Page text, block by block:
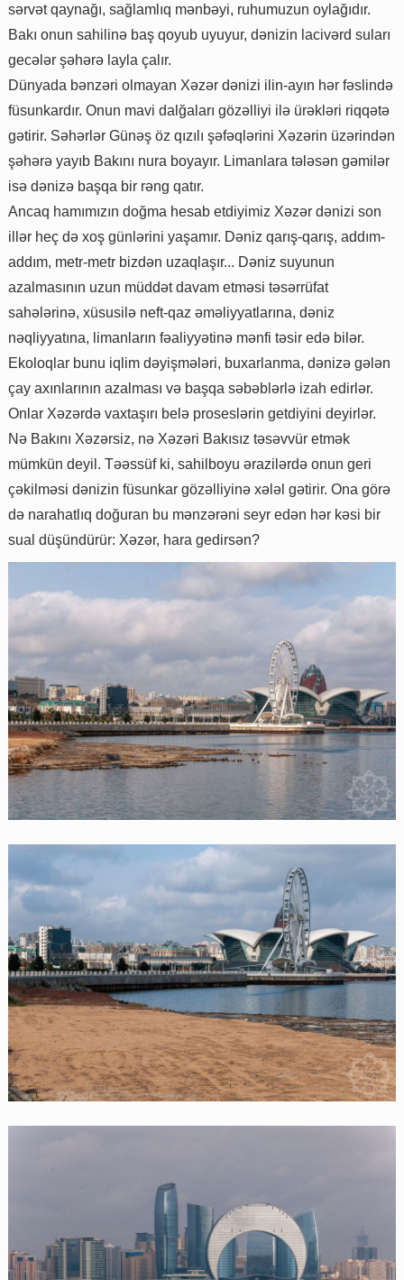
sərvət qaynağı, sağlamlıq mənbəyi, ruhumuzun oylağıdır.
Bakı onun sahilinə baş qoyub uyuyur, dənizin lacivərd suları
gecələr şəhərə layla çalır.
Dünyada bənzəri olmayan Xəzər dənizi ilin-ayın hər fəslində
füsunkardır. Onun mavi dalğaları gözəlliyi ilə ürəkləri riqqətə
gətirir. Səhərlər Günəş öz qızılı şəfəqlərini Xəzərin üzərindən
şəhərə yayıb Bakını nura boyayır. Limanlara tələsən gəmilər
isə dənizə başqa bir rəng qatır.
Ancaq hamımızın doğma hesab etdiyimiz Xəzər dənizi son
illər heç də xoş günlərini yaşamır. Dəniz qarış-qarış, addım-
addım, metr-metr bizdən uzaqlaşır... Dəniz suyunun
azalmasının uzun müddət davam etməsi təsərrüfat
sahələrinə, xüsusilə neft-qaz əməliyyatlarına, dəniz
nəqliyyatına, limanların fəaliyyətinə mənfi təsir edə bilər.
Ekoloqlar bunu iqlim dəyişmələri, buxarlanma, dənizə gələn
çay axınlarının azalması və başqa səbəblərlə izah edirlər.
Onlar Xəzərdə vaxtaşırı belə proseslərin getdiyini deyirlər.
Nə Bakını Xəzərsiz, nə Xəzəri Bakısız təsəvvür etmək
mümkün deyil. Təəssüf ki, sahilboyu ərazilərdə onun geri
çəkilməsi dənizin füsunkar gözəlliyinə xələl gətirir. Ona görə
də narahatlıq doğuran bu mənzərəni seyr edən hər kəsi bir
sual düşündürür: Xəzər, hara gedirsən?